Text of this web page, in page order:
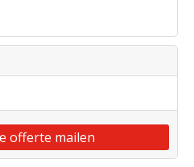
offerte mailen